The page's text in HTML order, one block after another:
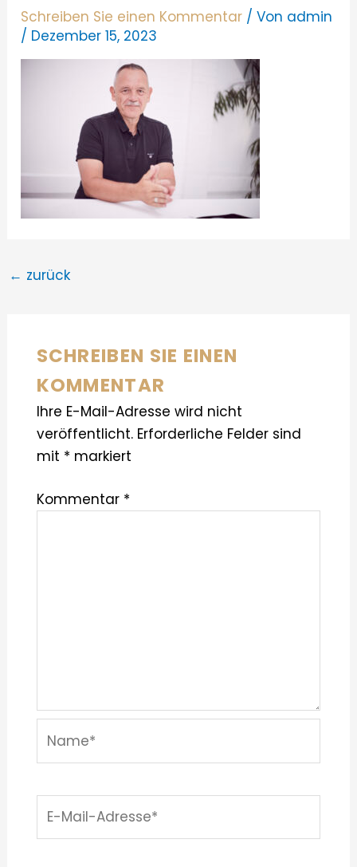
Schreiben Sie einen Kommentar / Von admin
/ Dezember 15, 2023
← zurück
SCHREIBEN SIE EINEN
KOMMENTAR
Ihre E-Mail-Adresse wird nicht
veröffentlicht. Erforderliche Felder sind
mit * markiert
Kommentar *
Mail-